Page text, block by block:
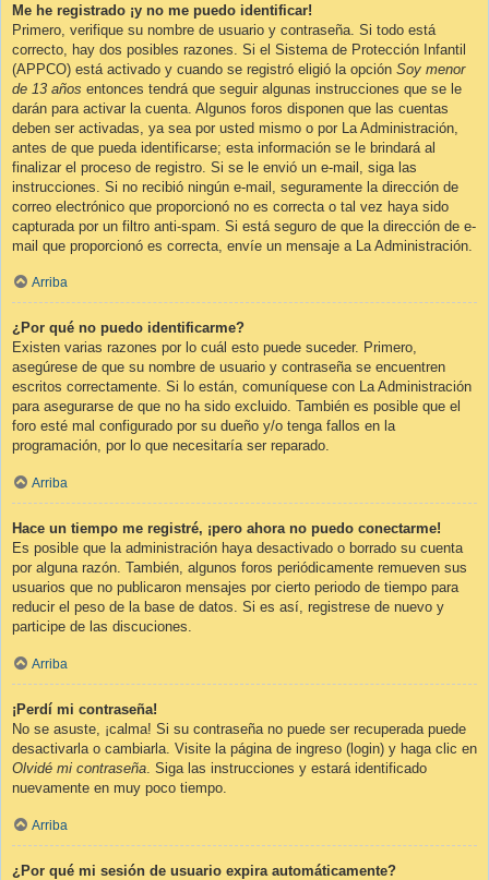
Me he registrado ¡y no me puedo identificar!
Primero, verifique su nombre de usuario y contraseña. Si todo está
correcto, hay dos posibles razones. Si el Sistema de Protección Infantil
(APPCO) está activado y cuando se registró eligió la opción Soy menor
de 13 años entonces tendrá que seguir algunas instrucciones que se le
darán para activar la cuenta. Algunos foros disponen que las cuentas
deben ser activadas, ya sea por usted mismo o por La Administración,
antes de que pueda identificarse; esta información se le brindará al
finalizar el proceso de registro. Si se le envió un e-mail, siga las
instrucciones. Si no recibió ningún e-mail, seguramente la dirección de
correo electrónico que proporcionó no es correcta o tal vez haya sido
capturada por un filtro anti-spam. Si está seguro de que la dirección de e-
mail que proporcionó es correcta, envíe un mensaje a La Administración.
Arriba
¿Por qué no puedo identificarme?
Existen varias razones por lo cuál esto puede suceder. Primero,
asegúrese de que su nombre de usuario y contraseña se encuentren
escritos correctamente. Si lo están, comuníquese con La Administración
para asegurarse de que no ha sido excluido. También es posible que el
foro esté mal configurado por su dueño y/o tenga fallos en la
programación, por lo que necesitaría ser reparado.
Arriba
Hace un tiempo me registré, ¡pero ahora no puedo conectarme!
Es posible que la administración haya desactivado o borrado su cuenta
por alguna razón. También, algunos foros periódicamente remueven sus
usuarios que no publicaron mensajes por cierto periodo de tiempo para
reducir el peso de la base de datos. Si es así, registrese de nuevo y
participe de las discuciones.
Arriba
¡Perdí mi contraseña!
No se asuste, ¡calma! Si su contraseña no puede ser recuperada puede
desactivarla o cambiarla. Visite la página de ingreso (login) y haga clic en
Olvidé mi contraseña. Siga las instrucciones y estará identificado
nuevamente en muy poco tiempo.
Arriba
¿Por qué mi sesión de usuario expira automáticamente?